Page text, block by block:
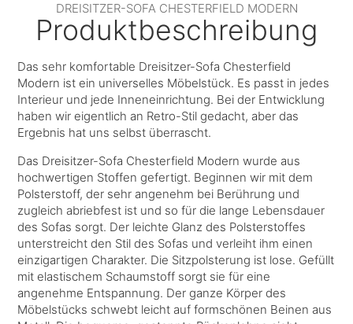
DREISITZER-SOFA CHESTERFIELD MODERN
Produktbeschreibung
Das sehr komfortable Dreisitzer-Sofa Chesterfield
Modern ist ein universelles Möbelstück. Es passt in jedes
Interieur und jede Inneneinrichtung. Bei der Entwicklung
haben wir eigentlich an Retro-Stil gedacht, aber das
Ergebnis hat uns selbst überrascht.
Das Dreisitzer-Sofa Chesterfield Modern wurde aus
hochwertigen Stoffen gefertigt. Beginnen wir mit dem
Polsterstoff, der sehr angenehm bei Berührung und
zugleich abriebfest ist und so für die lange Lebensdauer
des Sofas sorgt. Der leichte Glanz des Polsterstoffes
unterstreicht den Stil des Sofas und verleiht ihm einen
einzigartigen Charakter. Die Sitzpolsterung ist lose. Gefüllt
mit elastischem Schaumstoff sorgt sie für eine
angenehme Entspannung. Der ganze Körper des
Möbelstücks schwebt leicht auf formschönen Beinen aus